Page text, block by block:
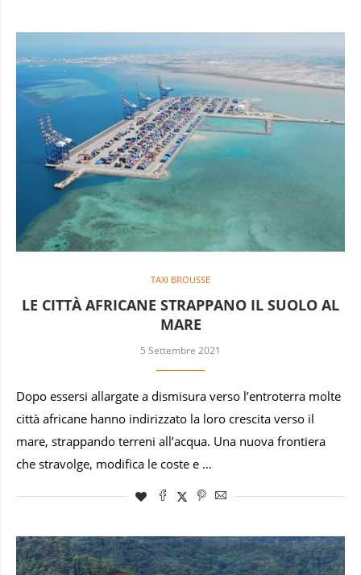
TAXI BROUSSE
LE CITTÀ AFRICANE STRAPPANO IL SUOLO AL
MARE
5 Settembre 2021
Dopo essersi allargate a dismisura verso l’entroterra molte
città africane hanno indirizzato la loro crescita verso il
mare, strappando terreni all’acqua. Una nuova frontiera
che stravolge, modifica le coste e …